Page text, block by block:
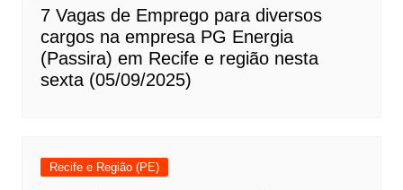
7 Vagas de Emprego para diversos
cargos na empresa PG Energia
(Passira) em Recife e região nesta
sexta (05/09/2025)
Recife e Região (PE)